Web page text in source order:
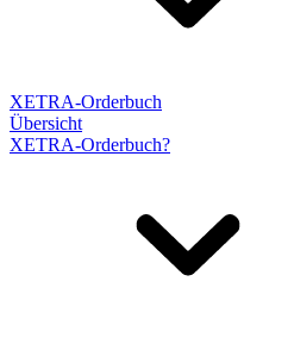
XETRA-Orderbuch
Übersicht
XETRA-Orderbuch?